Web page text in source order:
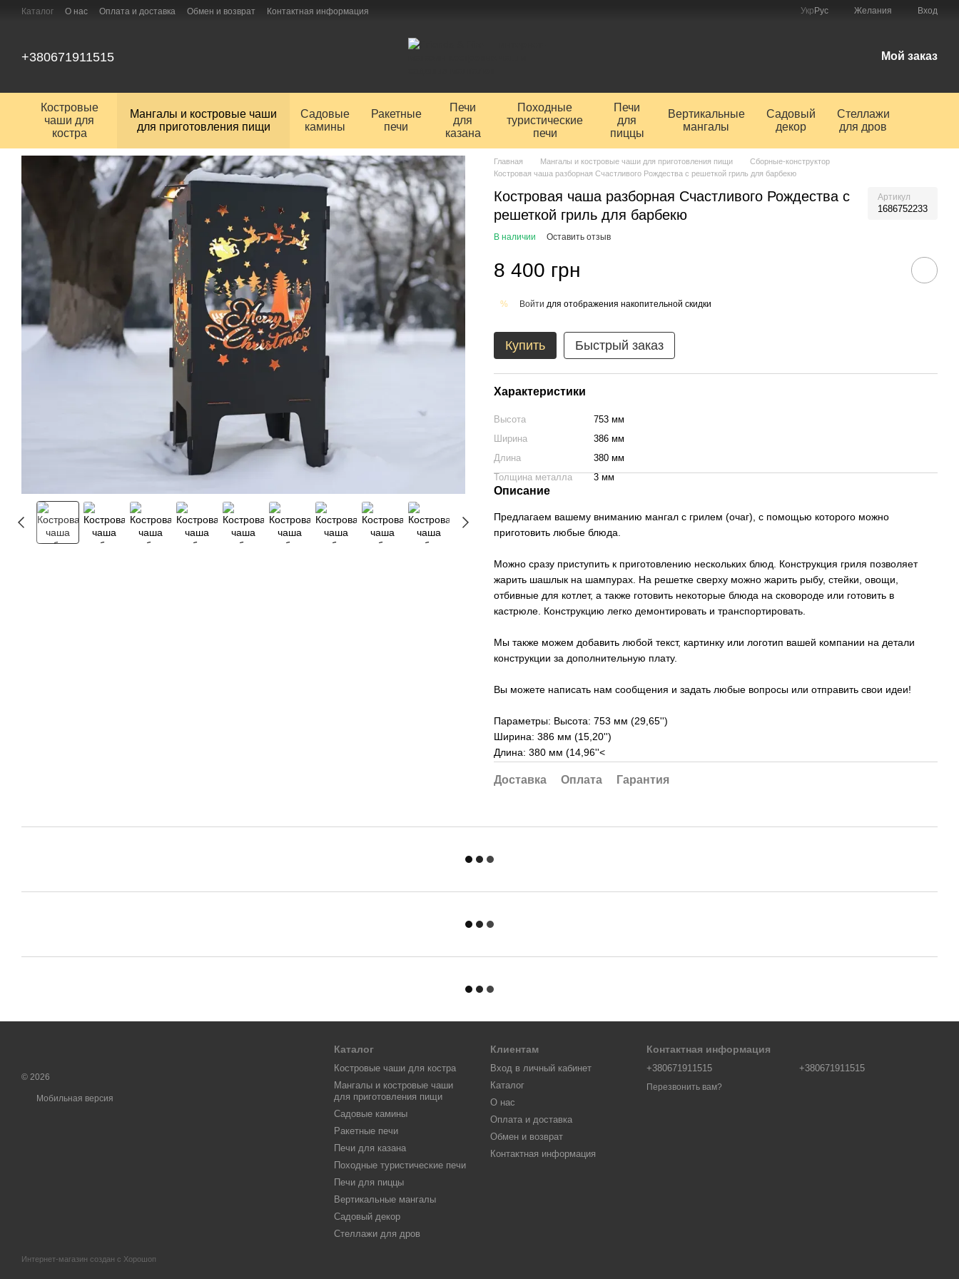
Перейти к основному контенту
Каталог О нас Оплата и доставка Обмен и возврат Контактная информация Укр Рус Желания Вход
+380671911515 Мой заказ
Костровые
чаши для
костра
Мангалы и костровые чаши
для приготовления пищи
Садовые
камины
Ракетные
печи
Печи
для
казана
Походные
туристические
печи
Печи
для
пиццы
Вертикальные
мангалы
Садовый
декор
Стеллажи
для дров
Главная Мангалы и костровые чаши для приготовления пищи
Сборные-конструктор
Костровая чаша разборная Счастливого Рождества с решеткой гриль для барбекю
Костровая чаша разборная Счастливого Рождества с
решеткой гриль для барбекю
Артикул
1686752233
В наличии Оставить отзыв
8 400 грн
% Войти для отображения накопительной скидки
Купить Быстрый заказ
Характеристики
Высота
753 мм
Ширина
386 мм
Длина
380 мм
Толщина металла
3 мм
Описание
Предлагаем вашему вниманию мангал с грилем (очаг), с помощью которого можно
приготовить любые блюда.
Можно сразу приступить к приготовлению нескольких блюд. Конструкция гриля позволяет
жарить шашлык на шампурах. На решетке сверху можно жарить рыбу, стейки, овощи,
отбивные для котлет, а также готовить некоторые блюда на сковороде или готовить в
кастрюле. Конструкцию легко демонтировать и транспортировать.
Мы также можем добавить любой текст, картинку или логотип вашей компании на детали
конструкции за дополнительную плату.
Вы можете написать нам сообщения и задать любые вопросы или отправить свои идеи!
Параметры: Высота: 753 мм (29,65'')
Ширина: 386 мм (15,20'')
Длина: 380 мм (14,96''<
Доставка Оплата Гарантия
© 2026
Мобильная версия
Интернет-магазин создан с Хорошоп
Каталог
Костровые чаши для костра
Мангалы и костровые чаши
для приготовления пищи
Садовые камины
Ракетные печи
Печи для казана
Походные туристические печи
Печи для пиццы
Вертикальные мангалы
Садовый декор
Стеллажи для дров
Клиентам
Вход в личный кабинет
Каталог
О нас
Оплата и доставка
Обмен и возврат
Контактная информация
Контактная информация
+380671911515
Перезвонить вам?
+380671911515